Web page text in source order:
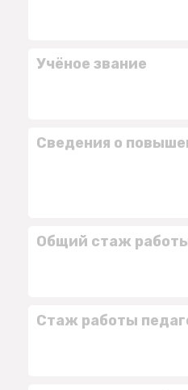
Учёное звание
Сведения о
Общий стаж
Стаж работы